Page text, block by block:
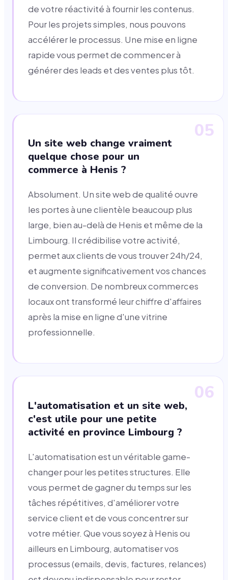
de votre réactivité à fournir les contenus.
Pour les projets simples, nous pouvons
accélérer le processus. Une mise en ligne
rapide vous permet de commencer à
générer des leads et des ventes plus tôt.
05
Un site web change vraiment
quelque chose pour un
commerce à Henis ?
Absolument. Un site web de qualité ouvre
les portes à une clientèle beaucoup plus
large, bien au-delà de Henis et même de la
Limbourg. Il crédibilise votre activité,
permet aux clients de vous trouver 24h/24,
et augmente significativement vos chances
de conversion. De nombreux commerces
locaux ont transformé leur chiffre d'affaires
après la mise en ligne d'une vitrine
professionnelle.
06
L'automatisation et un site web,
c'est utile pour une petite
activité en province Limbourg ?
L'automatisation est un véritable game-
changer pour les petites structures. Elle
vous permet de gagner du temps sur les
tâches répétitives, d'améliorer votre
service client et de vous concentrer sur
votre métier. Que vous soyez à Henis ou
ailleurs en Limbourg, automatiser vos
processus (emails, devis, factures, relances)